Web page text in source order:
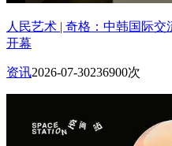
人民艺术 | 奇格：中韩国际
开幕
资讯2026-07-30236900次